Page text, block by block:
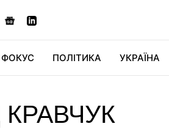
ПОЛІТИКА УКРАЇНА